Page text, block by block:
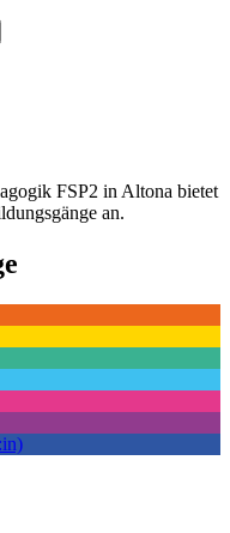
FSP2 in Altona bietet
an.